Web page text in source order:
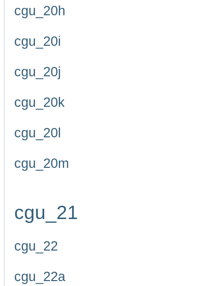
cgu_20h
cgu_20i
cgu_20j
cgu_20k
cgu_20l
cgu_20m
cgu_21
cgu_22
cgu_22a